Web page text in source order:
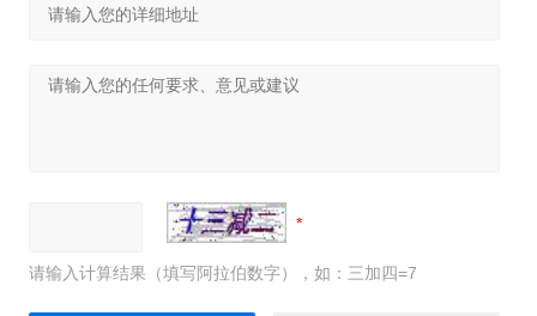
请输入计算结果（填写阿拉伯数字），如：三加四=7